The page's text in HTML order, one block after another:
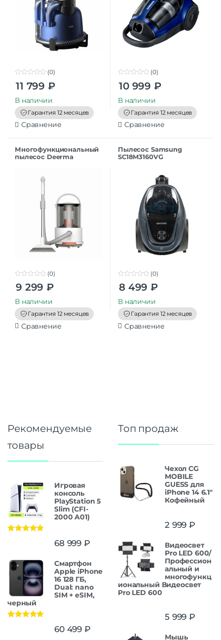
t
o
f
5
(0)
11 799 ₽
В наличии
Гарантия 12 месяцев
Сравнение
t
o
f
5
(0)
10 999 ₽
В наличии
Гарантия 12 месяцев
Сравнение
Многофункциональный
пылесос Deerma
сухая, пылесборник
o
t
o
f
5
(0)
9 299 ₽
В наличии
Гарантия 12 месяцев
Сравнение
Пылесос Samsung
SC18M3160VG
o
t
o
f
5
(0)
8 499 ₽
В наличии
Гарантия 12 месяцев
Сравнение
Рекомендуемые
товары
Игровая
консоль
PlayStation 5
Slim (CFI-
2000 A01)
68 999 ₽
Смартфон
Apple iPhone
16 128 ГБ,
Dual: nano
SIM + eSIM,
черный
60 499 ₽
Топ продаж
Чехол CG
MOBILE
GUESS для
iPhone 14 6.1"
Кофейный
2 999 ₽
Видеосвет
Pro LED 600/
Профессион
альный и
многофункц
иональный Видеосвет
Pro LED 600
5 999 ₽
Мышь